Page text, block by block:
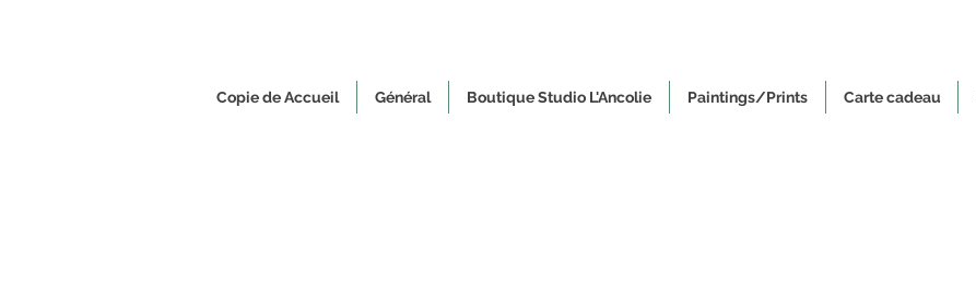
Copie de Accueil Général Boutique Studio L'Ancolie Paintings/Prints Carte cadeau